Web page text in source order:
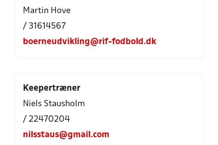
Martin Hove
/ 31614567
boerneudvikling@rif-fodbold.dk
Keepertræner
Niels Stausholm
/ 22470204
nilsstaus@gmail.com